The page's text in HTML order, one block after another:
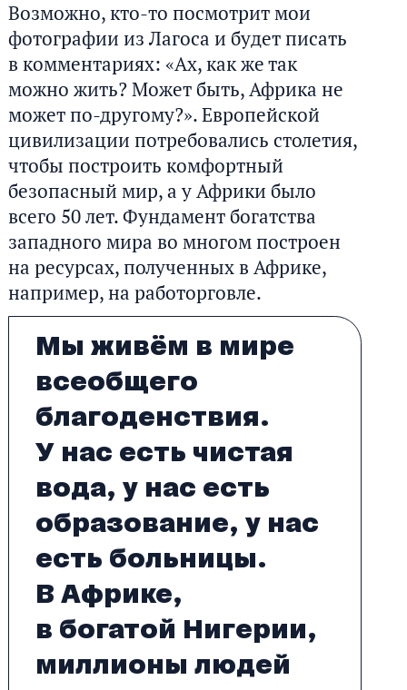
Возможно, кто-то посмотрит мои
фотографии из Лагоса и будет писать
в комментариях: «Ах, как же так
можно жить? Может быть, Африка не
может по-другому?». Европейской
цивилизации потребовались столетия,
чтобы построить комфортный
безопасный мир, а у Африки было
всего 50 лет. Фундамент богатства
западного мира во многом построен
на ресурсах, полученных в Африке,
например, на работорговле.
Мы живём в мире
всеобщего
благоденствия.
У нас есть чистая
вода, у нас есть
образование, у нас
есть больницы.
В Африке,
в богатой Нигерии,
миллионы людей